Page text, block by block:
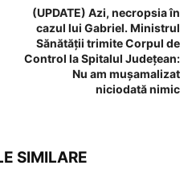
(UPDATE) Azi, necropsia în
cazul lui Gabriel. Ministrul
Sănătății trimite Corpul de
Control la Spitalul Județean:
Nu am mușamalizat
niciodată nimic
SIMILARE